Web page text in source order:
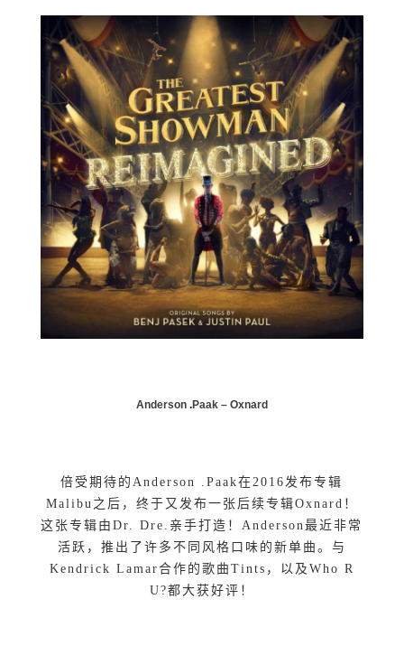
Anderson .Paak – Oxnard
倍受期待的Anderson .Paak在2016发布专辑
Malibu之后，终于又发布一张后续专辑Oxnard！
这张专辑由Dr. Dre.亲手打造！Anderson最近非常
活跃，推出了许多不同风格口味的新单曲。与
Kendrick Lamar合作的歌曲Tints，以及Who R
U?都大获好评！